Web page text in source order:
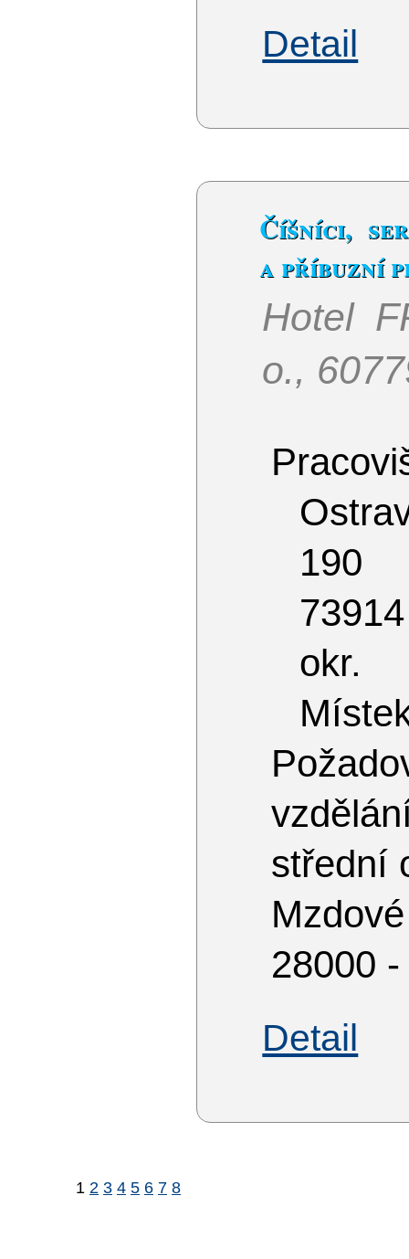
Detail
Číšníci,
a příbuzní
Hotel
o.,
190
okr.
střední
28000
Detail
1 2 3 4 5 6 7 8